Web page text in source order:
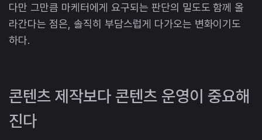
다만 그만큼 마케터에게 요구되는 판단의 밀도도 함께 올
라간다는 점은, 솔직히 부담스럽게 다가오는 변화이기도
하다.
콘텐츠 제작보다 콘텐츠 운영이 중요해
진다